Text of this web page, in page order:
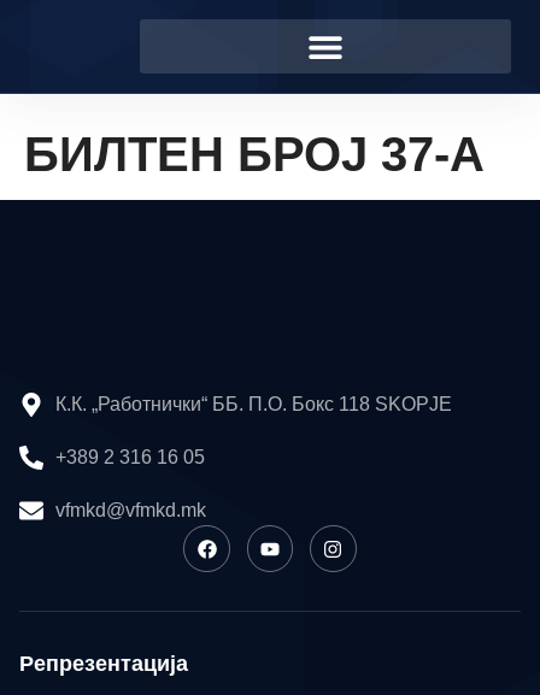
БИЛТЕН БРОЈ 37-А
К.К. „Работнички“ ББ. П.О. Бокс 118 SKOPJE
+389 2 316 16 05
vfmkd@vfmkd.mk
Репрезентација